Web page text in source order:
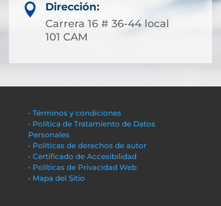

Dirección:
Carrera 16 # 36-44 local
101 CAM
• Términos y condiciones
• Política de Tratamiento de Datos
Personales
• Políticas de derechos de autor
• Certificado de Accesibilidad
• Políticas de Privacidad Web
• Mapa del Sitio